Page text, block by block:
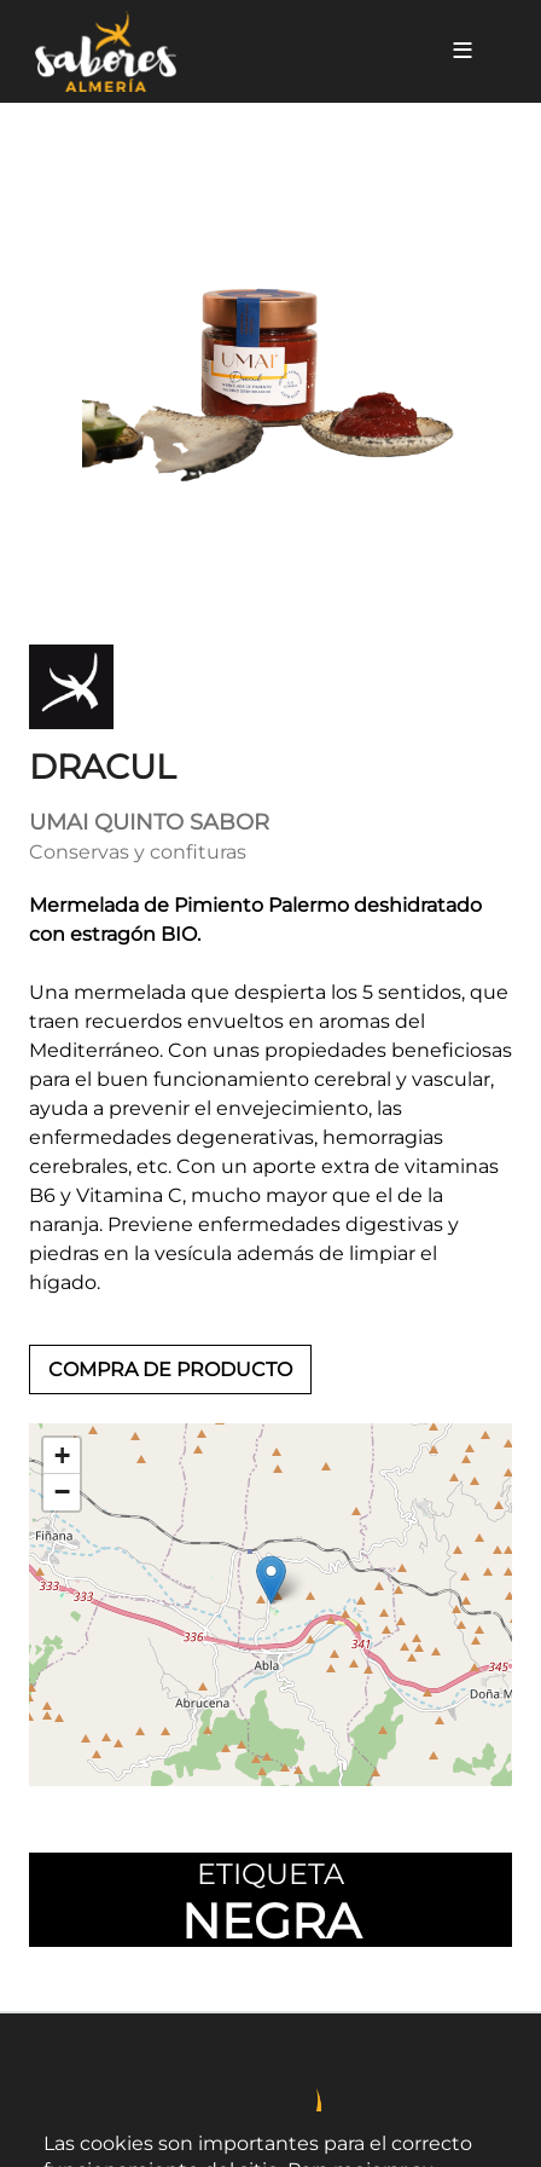
DRACUL
UMAI QUINTO SABOR
Conservas y confituras
Mermelada de Pimiento Palermo deshidratado
con estragón BIO.
Una mermelada que despierta los 5 sentidos, que
traen recuerdos envueltos en aromas del
Mediterráneo. Con unas propiedades beneficiosas
para el buen funcionamiento cerebral y vascular,
ayuda a prevenir el envejecimiento, las
enfermedades degenerativas, hemorragias
cerebrales, etc. Con un aporte extra de vitaminas
B6 y Vitamina C, mucho mayor que el de la
naranja. Previene enfermedades digestivas y
piedras en la vesícula además de limpiar el
hígado.
COMPRA DE PRODUCTO
+
−
ETIQUETA
NEGRA
Las cookies son importantes para el correcto